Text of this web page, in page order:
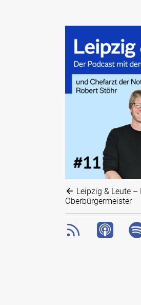
Leipzig & Leute
Oberbürgermeister